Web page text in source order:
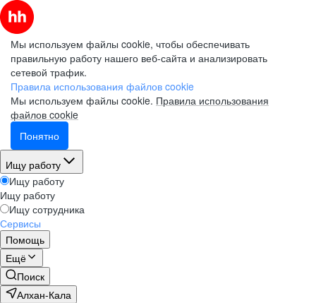
Мы используем файлы cookie, чтобы обеспечивать
правильную работу нашего веб-сайта и анализировать
сетевой трафик.
Правила использования файлов cookie
Мы используем файлы cookie. Правила использования
файлов cookie
Понятно
Ищу работу
Ищу работу
Ищу работу
Ищу сотрудника
Сервисы
Помощь
Ещё
Поиск
Алхан-Кала